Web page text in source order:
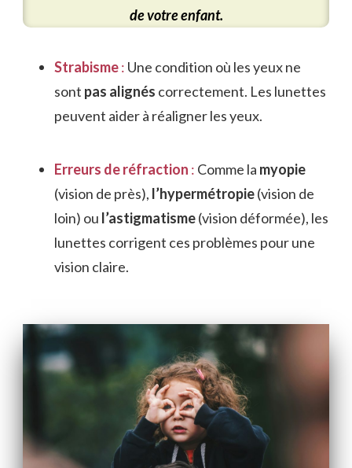
de votre enfant.
Strabisme: Une condition où les yeux ne
sont pas alignés correctement. Les lunettes
peuvent aider à réaligner les yeux.
Erreurs de réfraction : Comme la myopie
(vision de près), l’hypermétropie(vision de
loin) ou l’astigmatisme(vision déformée), les
lunettes corrigent ces problèmes pour une
vision claire.